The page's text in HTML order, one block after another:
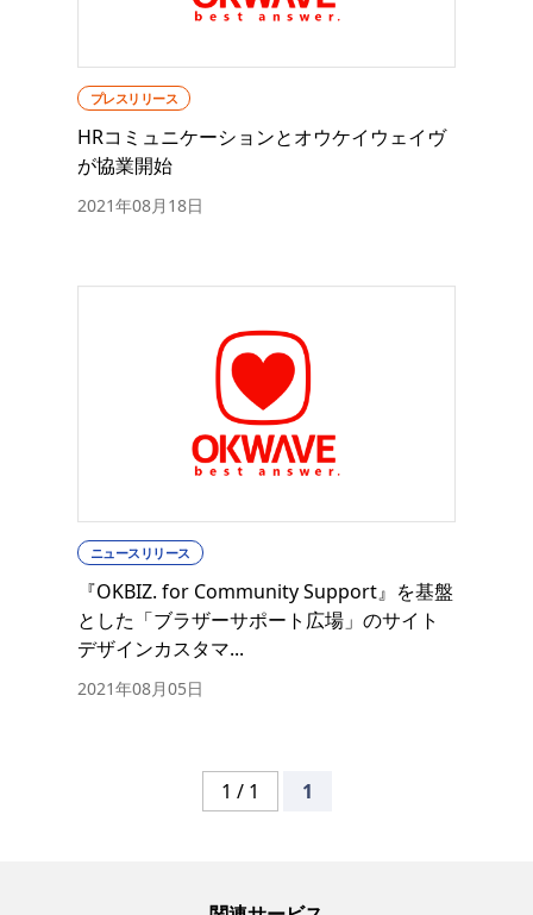
プレスリリース
HRコミュニケーションとオウケイウェイヴ
が協業開始
2021年08月18日
ニュースリリース
『OKBIZ. for Community Support』を基盤
とした「ブラザーサポート広場」のサイト
デザインカスタマ...
2021年08月05日
1 / 1 1